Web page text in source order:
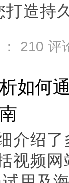
打造持
210 评
如何
介绍
视频